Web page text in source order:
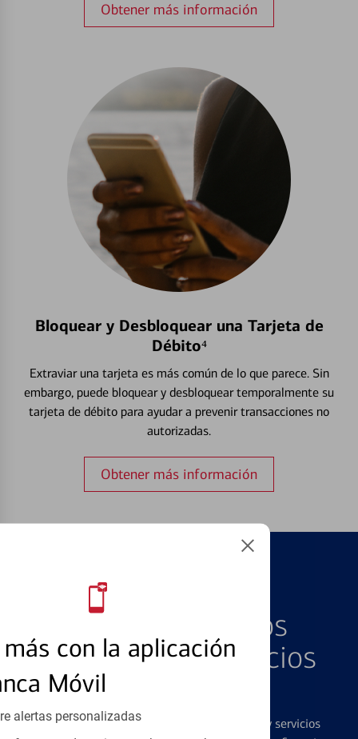
con la aplicación
Móvil
alertas personalizadas
Obtener más información
Bloquear y Desbloquear una Tarjeta de
Débito⁴
Extraviar una tarjeta es más común de lo que parece. Sin
embargo, puede bloquear y desbloquear temporalmente su
tarjeta de débito para ayudar a prevenir transacciones no
autorizadas.
Obtener más información
Explore Nuestros
Productos y Servicios
Destacados
Ofrecemos una amplia gama de productos y servicios